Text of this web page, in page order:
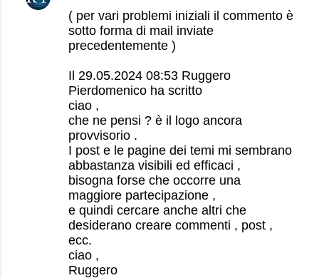
( per vari problemi iniziali il commento è
sotto forma di mail inviate
precedentemente )
Il 29.05.2024 08:53 Ruggero
Pierdomenico ha scritto
ciao ,
che ne pensi ? è il logo ancora
provvisorio .
I post e le pagine dei temi mi sembrano
abbastanza visibili ed efficaci ,
bisogna forse che occorre una
maggiore partecipazione ,
e quindi cercare anche altri che
desiderano creare commenti , post ,
ecc.
ciao ,
Ruggero